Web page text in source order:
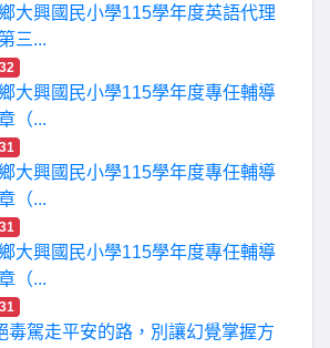
大興國民小學115學年度英語代理
三...
32
大興國民小學115學年度專任輔導
（...
31
大興國民小學115學年度專任輔導
（...
31
大興國民小學115學年度專任輔導
（...
31
毒駕走平安的路，別讓幻覺掌握方